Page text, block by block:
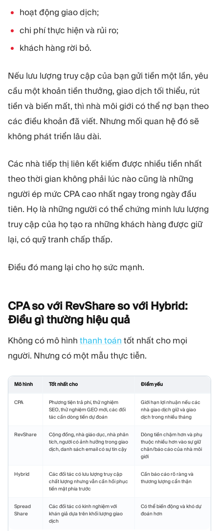
hoạt động giao dịch;
chi phí thực hiện và rủi ro;
khách hàng rời bỏ.
Nếu lưu lượng truy cập của bạn gửi tiền một lần, yêu
cầu một khoản tiền thưởng, giao dịch tối thiểu, rút
tiền và biến mất, thì nhà môi giới có thể nợ bạn theo
các điều khoản đã viết. Nhưng mối quan hệ đó sẽ
không phát triển lâu dài.
Các nhà tiếp thị liên kết kiếm được nhiều tiền nhất
theo thời gian không phải lúc nào cũng là những
người ép mức CPA cao nhất ngay trong ngày đầu
tiên. Họ là những người có thể chứng minh lưu lượng
truy cập của họ tạo ra những khách hàng được giữ
lại, có quỹ tranh chấp thấp.
Điều đó mang lại cho họ sức mạnh.
CPA so với RevShare so với Hybrid:
Điều gì thường hiệuquả
Không có mô hình thanh toán tốt nhất cho mọi
người. Nhưng có một mẫu thực tiễn.
Mô hình Tốt nhất cho Điểm yếu
CPA
Phương tiện trả phí, thử nghiệm
SEO, thử nghiệm GEO mới, các đối
tác cần dòng tiền dự đoán
Giới hạn lợi nhuận nếu các
nhà giao dịch giữ và giao
dịch trong nhiều tháng
RevShare
Cộng đồng, nhà giáo dục, nhà phân
tích, người có ảnh hưởng trong giao
dịch, danh sách email có sự tin cậy
Dòng tiền chậm hơn và phụ
thuộc nhiều hơn vào sự giữ
chân/báo cáo của nhà môi
giới
Hybrid
Các đối tác có lưu lượng truy cập
chất lượng nhưng vẫn cần hồi phục
tiền mặt phía trước
Cần báo cáo rõ ràng và
thương lượng cẩn thận
Spread
Share
Các đối tác có kinh nghiệm với
khán giả dựa trên khối lượng giao
dịch
Có thể biến động và khó dự
đoán hơn